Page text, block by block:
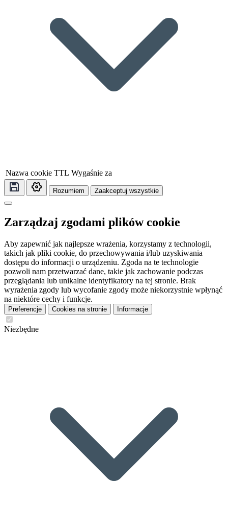
Nazwa cookie TTL Wygaśnie za
Rozumiem Zaakceptuj wszystkie
Zarządzaj zgodami plików cookie
Aby zapewnić jak najlepsze wrażenia, korzystamy z technologii,
takich jak pliki cookie, do przechowywania i/lub uzyskiwania
dostępu do informacji o urządzeniu. Zgoda na te technologie
pozwoli nam przetwarzać dane, takie jak zachowanie podczas
przeglądania lub unikalne identyfikatory na tej stronie. Brak
wyrażenia zgody lub wycofanie zgody może niekorzystnie wpłynąć
na niektóre cechy i funkcje.
Preferencje Cookies na stronie Informacje
Niezbędne